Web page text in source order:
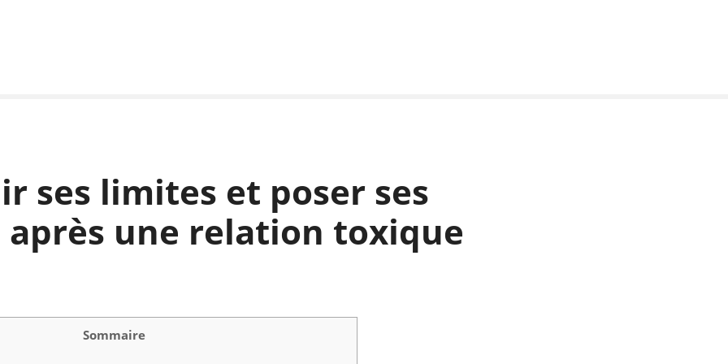
ses limites et poser ses
après une relation toxique
Sommaire